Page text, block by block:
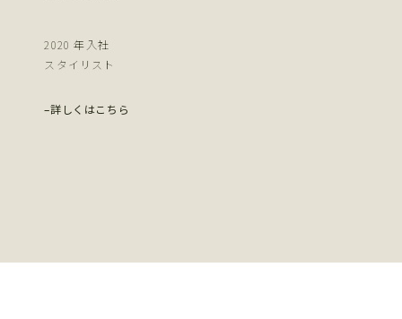
2020 年入社
スタイリスト
詳しくはこちら